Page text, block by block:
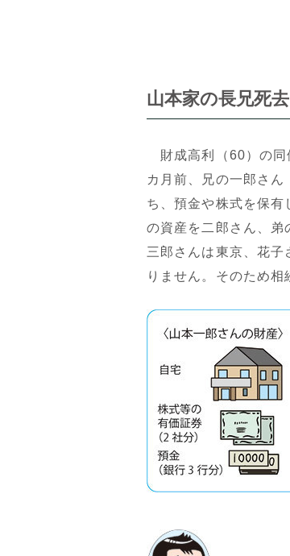
山本家の長兄死
財成高利（60）の同
カ月前、兄の一郎さ
ち、預金や株式を保有
の資産を二郎さん、弟
三郎さんは東京、花子
りません。そのため相